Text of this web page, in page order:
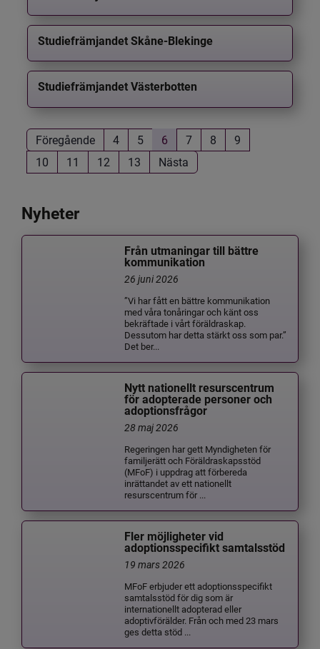
Studiefrämjandet Skåne-Blekinge
Studiefrämjandet Västerbotten
Föregående 4 5 6 7 8
9
10
11 12 13 Nästa
Nyheter
Från utmaningar till bättre
kommunikation
26 juni 2026
”Vi har fått en bättre kommunikation
med våra tonåringar och känt oss
bekräftade i vårt föräldraskap.
Dessutom har detta stärkt oss som par.”
Det ber...
Nytt nationellt resurscentrum
för adopterade personer och
adoptionsfrågor
28 maj 2026
Regeringen har gett Myndigheten för
familjerätt och Föräldraskapsstöd
(MFoF) i uppdrag att förbereda
inrättandet av ett nationellt
resurscentrum för ...
Fler möjligheter vid
adoptionsspecifikt samtalsstöd
19 mars 2026
MFoF erbjuder ett adoptionsspecifikt
samtalsstöd för dig som är
internationellt adopterad eller
adoptivförälder. Från och med 23 mars
ges detta stöd ...